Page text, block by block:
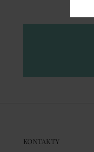
KONTAKTY